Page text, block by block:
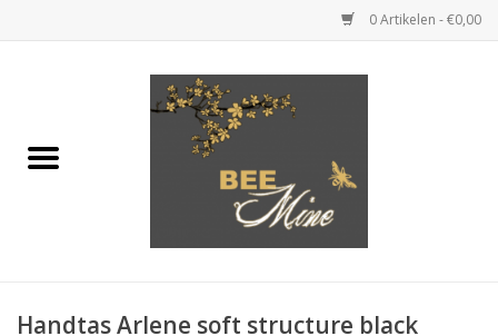
0 Artikelen - €0,00
KLEDING
Handtas Arlene soft structure black